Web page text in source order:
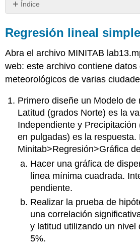
Índice
simple
Regresión lineal simple
Abra el archivo MINITAB
web: este archivo contiene datos
meteorológicos de varias
Primero diseñe un Modelo de
Latitud (grados Norte) es la
Independiente y Precipitación
en pulgadas) es la respuesta.
Minitab>Regresión>Gráfica
Hacer una gráfica de
línea mínima cuadrada.
pendiente.
Realizar la prueba de
una correlación
y latitud utilizando un nivel
5%.